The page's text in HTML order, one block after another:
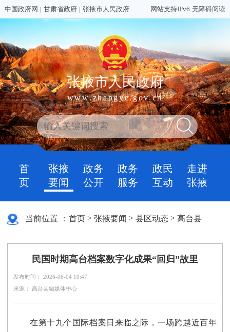
中国政府网 | 甘肃省政府 | 张掖市人民政府 网站支持IPv6 无障碍阅读
张掖市人民政府
www.zhangye.gov.cn
首
页
张掖
要闻
政务
公开
政务
服务
政民
互动
走进
张掖
当前位置 ： 首页 >张掖要闻 >县区动态 >高台县
民国时期高台档案数字化成果“回归”故里
发布时间： 2026-06-04 10:47
来源： 高台县融媒体中心
在第十九个国际档案日来临之际，一场跨越近百年